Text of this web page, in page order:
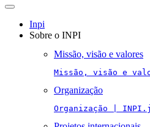
Toggle
navigation
Inpi
Sobre o INPI
Missão, visão e valores
Missão, visão e
Organização
Organização |